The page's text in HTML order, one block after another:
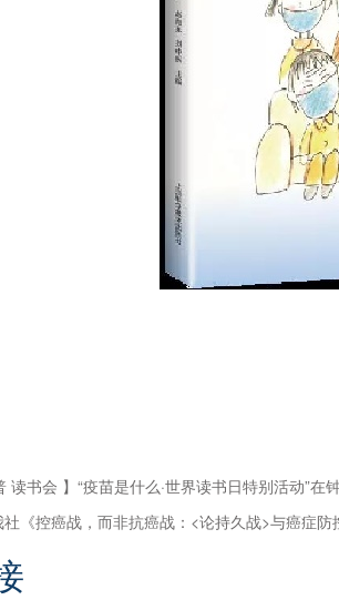
读书会 】“疫苗是什么·世界读书日特别活动”在
《控癌战，而非抗癌战：<论持久战>与癌症